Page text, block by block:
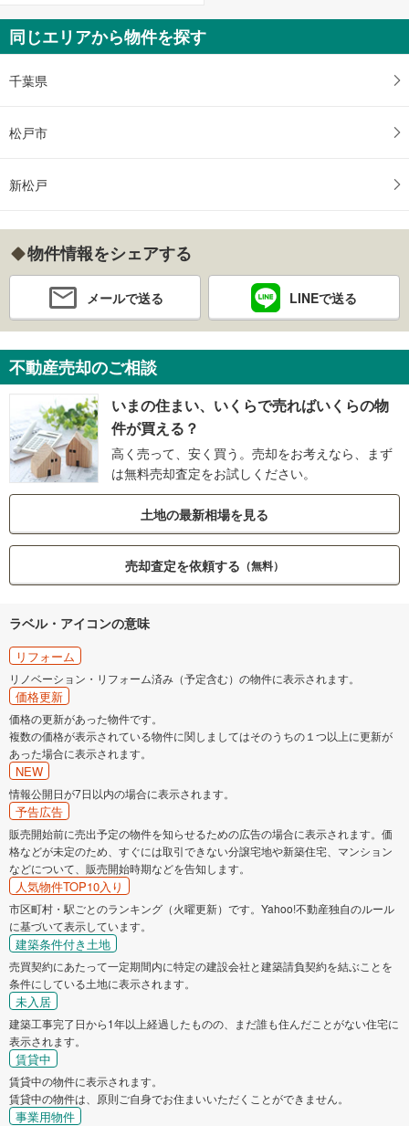
同じエリアから物件を探す
千葉県
松戸市
新松戸
物件情報をシェアする
メールで送る LINEで送る
不動産売却のご相談
いまの住まい、いくらで売ればいくらの物
件が買える？
高く売って、安く買う。売却をお考えなら、まず
は無料売却査定をお試しください。
土地の最新相場を見る
売却査定を依頼する （無料）
ラベル・アイコンの意味
リフォーム
リノベーション・リフォーム済み（予定含む）の物件に表示されます。
価格更新
価格の更新があった物件です。
複数の価格が表示されている物件に関しましてはそのうちの１つ以上に更新が
あった場合に表示されます。
NEW
情報公開日が7日以内の場合に表示されます。
予告広告
販売開始前に売出予定の物件を知らせるための広告の場合に表示されます。価
格などが未定のため、すぐには取引できない分譲宅地や新築住宅、マンション
などについて、販売開始時期などを告知します。
人気物件TOP10入り
市区町村・駅ごとのランキング（火曜更新）です。Yahoo!不動産独自のルール
に基づいて表示しています。
建築条件付き土地
売買契約にあたって一定期間内に特定の建設会社と建築請負契約を結ぶことを
条件にしている土地に表示されます。
未入居
建築工事完了日から1年以上経過したものの、まだ誰も住んだことがない住宅に
表示されます。
賃貸中
賃貸中の物件に表示されます。
賃貸中の物件は、原則ご自身でお住まいいただくことができません。
事業用物件